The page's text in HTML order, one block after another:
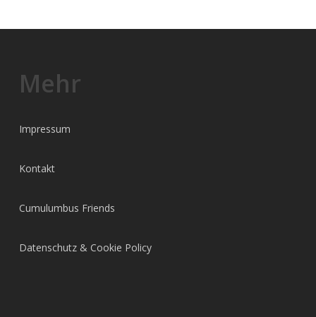
Mehr
Impressum
Kontakt
Cumulumbus Friends
Datenschutz & Cookie Policy